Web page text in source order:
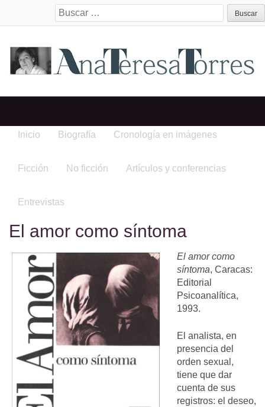
Search
for:
Inicio Biografía Cronología en imágenes
Ficción No ficción Artículos y conferencias
Entrevistas
El amor como síntoma
El amor como
síntoma, Caracas:
Editorial
Psicoanalítica,
1993.
El analista, en
presencia del
orden sexual,
tiene que dar
cuenta de sus
registros: el deseo,